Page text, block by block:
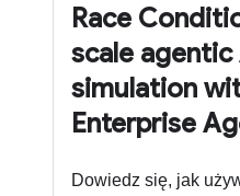
Race
scale
simulation
Enterprise
Dowiedz się, jak